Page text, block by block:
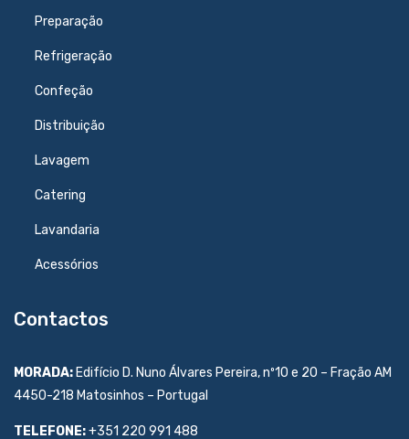
Preparação
Refrigeração
Confeção
Distribuição
Lavagem
Catering
Lavandaria
Acessórios
Contactos
MORADA: Edifício D. Nuno Álvares Pereira, nº10 e 20 – Fração AM
4450-218 Matosinhos – Portugal
TELEFONE:+351 220 991 488